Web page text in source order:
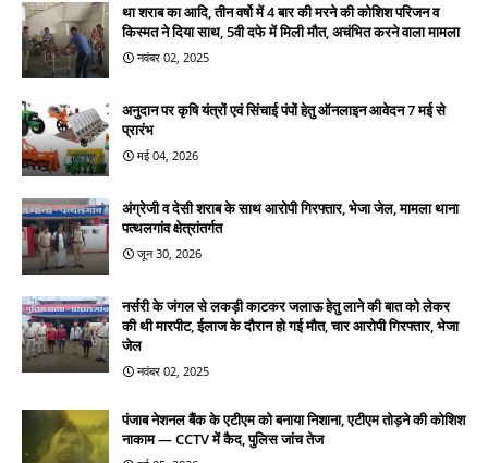
था शराब का आदि, तीन वर्षो में 4 बार की मरने की कोशिश परिजन व
किस्मत ने दिया साथ, 5वी दफे में मिली मौत, अचंभित करने वाला मामला
नवंबर 02, 2025
अनुदान पर कृषि यंत्रों एवं सिंचाई पंपों हेतु ऑनलाइन आवेदन 7 मई से
प्रारंभ
मई 04, 2026
अंग्रेजी व देसी शराब के साथ आरोपी गिरफ्तार, भेजा जेल, मामला थाना
पत्थलगांव क्षेत्रांतर्गत
जून 30, 2026
नर्सरी के जंगल से लकड़ी काटकर जलाऊ हेतु लाने की बात को लेकर
की थी मारपीट, ईलाज के दौरान हो गई मौत, चार आरोपी गिरफ्तार, भेजा
जेल
नवंबर 02, 2025
पंजाब नेशनल बैंक के एटीएम को बनाया निशाना, एटीएम तोड़ने की कोशिश
नाकाम — CCTV में कैद, पुलिस जांच तेज